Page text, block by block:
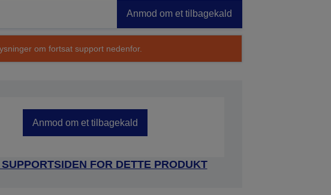
Anmod om et tilbagekald
om fortsat support nedenfor.
Anmod om et tilbagekald
FOR DETTE PRODUKT